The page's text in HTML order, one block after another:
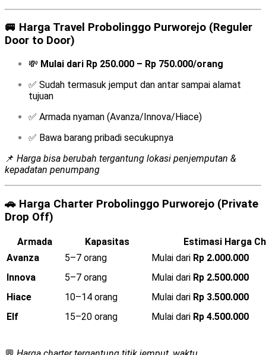
🚐 Harga Travel Probolinggo Purworejo (Reguler
Door to Door)
💸 Mulai dari Rp 250.000 – Rp 750.000/orang
✅ Sudah termasuk jemput dan antar sampai alamat
tujuan
✅ Armada nyaman (Avanza/Innova/Hiace)
✅ Bawa barang pribadi secukupnya
📌 Harga bisa berubah tergantung lokasi penjemputan &
kepadatan penumpang
🚗 Harga Charter Probolinggo Purworejo (Private
Drop Off)
Armada Kapasitas
Estimasi Harga
Avanza
5–7 orang Mulai dari Rp 2.000.000
Innova
5–7 orang Mulai dari Rp 2.500.000
Hiace
10–14 orang Mulai dari Rp 3.500.000
Elf
15–20 orang Mulai dari Rp 4.500.000